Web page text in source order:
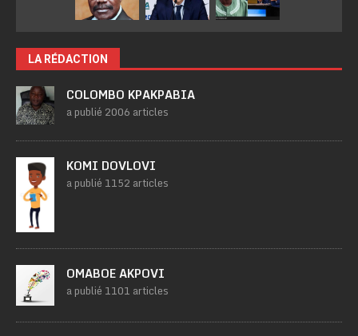
LA RÉDACTION
COLOMBO KPAKPABIA
a publié 2006 articles
KOMI DOVLOVI
a publié 1152 articles
OMABOE AKPOVI
a publié 1101 articles